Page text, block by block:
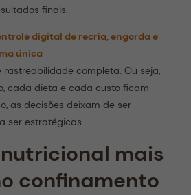
finais.
digital de recria, engorda e
única
rastreabilidade completa. Ou seja,
cada dieta e cada custo ficam
as decisões deixam de ser
ser estratégicas.
mais
confinamento